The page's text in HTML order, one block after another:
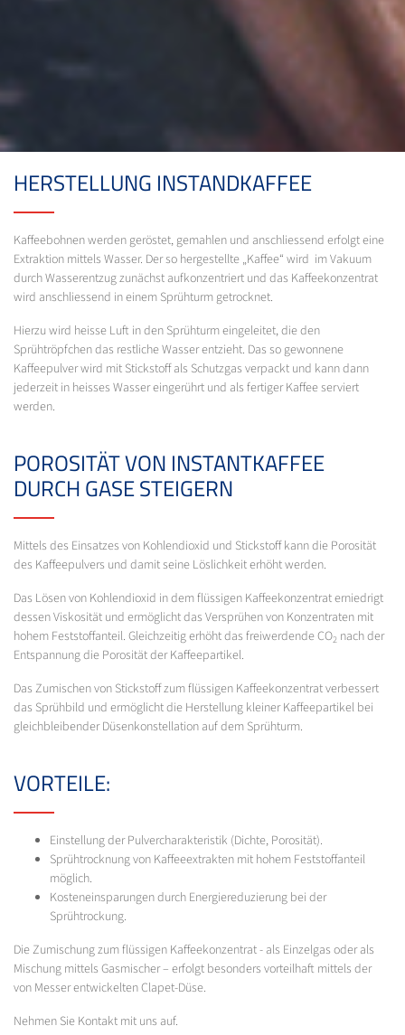
HERSTELLUNG INSTANDKAFFEE
Kaffeebohnen werden geröstet, gemahlen und anschliessend erfolgt eine
Extraktion mittels Wasser. Der so hergestellte „Kaffee“ wird im Vakuum
durch Wasserentzug zunächst aufkonzentriert und das Kaffeekonzentrat
wird anschliessend in einem Sprühturm getrocknet.
Hierzu wird heisse Luft in den Sprühturm eingeleitet, die den
Sprühtröpfchen das restliche Wasser entzieht. Das so gewonnene
Kaffeepulver wird mit Stickstoff als Schutzgas verpackt und kann dann
jederzeit in heisses Wasser eingerührt und als fertiger Kaffee serviert
werden.
POROSITÄT VON INSTANTKAFFEE
DURCH GASE STEIGERN
Mittels des Einsatzes von Kohlendioxid und Stickstoff kann die Porosität
des Kaffeepulvers und damit seine Löslichkeit erhöht werden.
Das Lösen von Kohlendioxid in dem flüssigen Kaffeekonzentrat erniedrigt
dessen Viskosität und ermöglicht das Versprühen von Konzentraten mit
hohem Feststoffanteil. Gleichzeitig erhöht das freiwerdende CO2 nach der
Entspannung die Porosität der Kaffeepartikel.
Das Zumischen von Stickstoff zum flüssigen Kaffeekonzentrat verbessert
das Sprühbild und ermöglicht die Herstellung kleiner Kaffeepartikel bei
gleichbleibender Düsenkonstellation auf dem Sprühturm.
VORTEILE:
Einstellung der Pulvercharakteristik (Dichte, Porosität).
Sprühtrocknung von Kaffeeextrakten mit hohem Feststoffanteil
möglich.
Kosteneinsparungen durch Energiereduzierung bei der
Sprühtrockung.
Die Zumischung zum flüssigen Kaffeekonzentrat - als Einzelgas oder als
Mischung mittels Gasmischer – erfolgt besonders vorteilhaft mittels der
von Messer entwickelten Clapet-Düse.
Nehmen Sie Kontakt mit uns auf.